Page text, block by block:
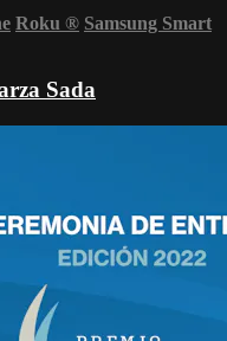
Roku ® Samsung Smart
Sada